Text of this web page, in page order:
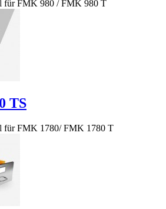
für FMK 980 / FMK 980 T
TS
für FMK 1780/ FMK 1780 T